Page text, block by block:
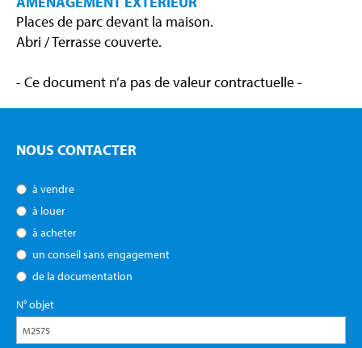
Places de parc devant la maison.
Abri / Terrasse couverte.
- Ce document n’a pas de valeur contractuelle -
NOUS CONTACTER
à vendre
à louer
à acheter
un conseil sans engagement
de la documentation
N° objet